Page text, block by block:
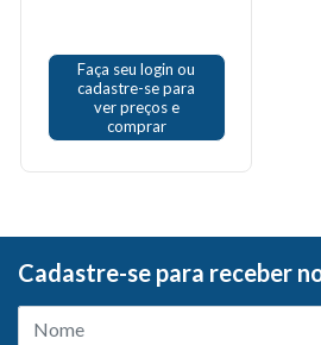
Faça seu login ou
cadastre-se para
ver preços e
comprar
Cadastre-se para receber